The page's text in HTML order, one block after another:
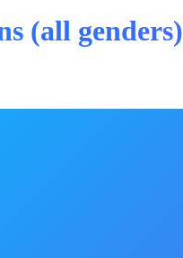
(all genders)